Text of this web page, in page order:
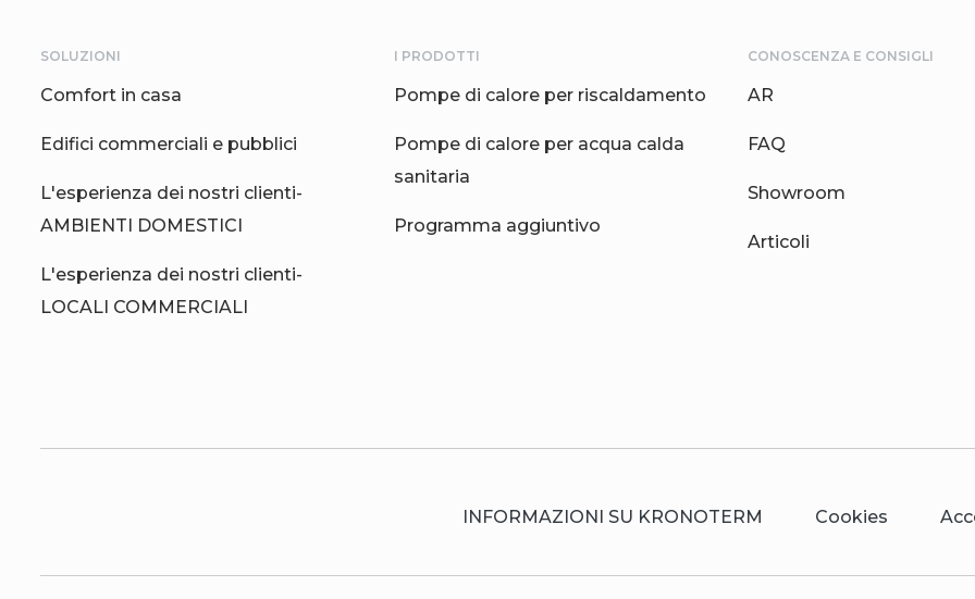
SOLUZIONI
Comfort in casa
Edifici commerciali e pubblici
L'esperienza dei nostri clienti-
AMBIENTI DOMESTICI
L'esperienza dei nostri clienti-
LOCALI COMMERCIALI
I PRODOTTI
Pompe di calore per riscaldamento
Pompe di calore per acqua calda
sanitaria
Programma aggiuntivo
CONOSCENZA E CONSIGLI
AR
FAQ
Showroom
Articoli
INFORMAZIONI SU KRONOTERM Cookies